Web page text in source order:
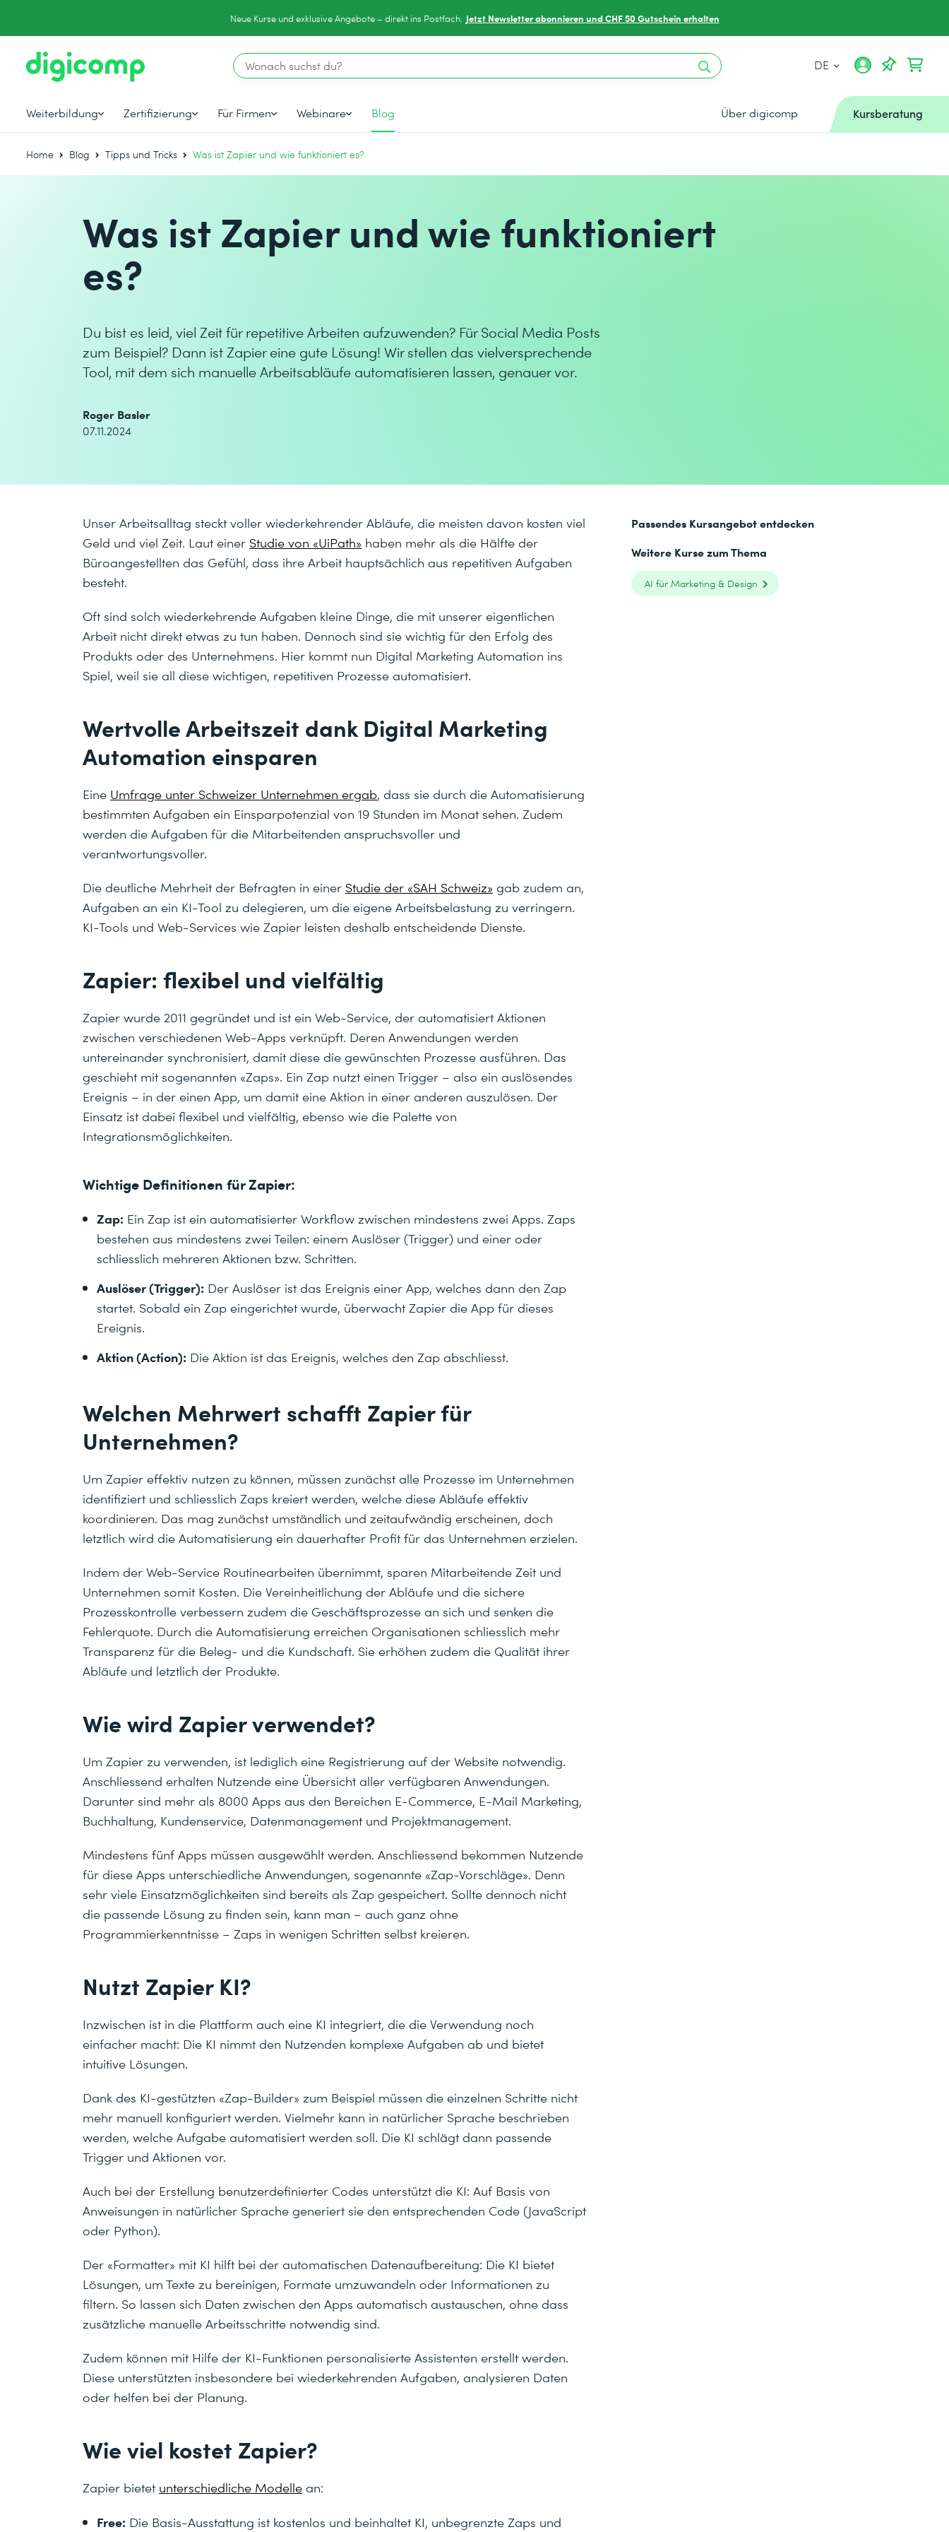
Neue Kurse und exklusive Angebote – direkt ins Postfach. Jetzt Newsletter abonnieren und CHF 50 Gutschein erhalten
DE
Weiterbildung Zertifizierung Für Firmen Webinare Blog Über digicomp Kursberatung
Home Blog Tipps und Tricks Was ist Zapier und wie funktioniert es?
Was ist Zapier und wie funktioniert
es?
Du bist es leid, viel Zeit für repetitive Arbeiten aufzuwenden? Für Social Media Posts
zum Beispiel? Dann ist Zapier eine gute Lösung! Wir stellen das vielversprechende
Tool, mit dem sich manuelle Arbeitsabläufe automatisieren lassen, genauer vor.
Roger Basler
07.11.2024
Unser Arbeitsalltag steckt voller wiederkehrender Abläufe, die meisten davon kosten viel
Geld und viel Zeit. Laut einer Studie von «UiPath» haben mehr als die Hälfte der
Büroangestellten das Gefühl, dass ihre Arbeit hauptsächlich aus repetitiven Aufgaben
besteht.
Oft sind solch wiederkehrende Aufgaben kleine Dinge, die mit unserer eigentlichen
Arbeit nicht direkt etwas zu tun haben. Dennoch sind sie wichtig für den Erfolg des
Produkts oder des Unternehmens. Hier kommt nun Digital Marketing Automation ins
Spiel, weil sie all diese wichtigen, repetitiven Prozesse automatisiert.
Wertvolle Arbeitszeit dank Digital Marketing
Automation einsparen
Eine Umfrage unter Schweizer Unternehmen ergab, dass sie durch die Automatisierung
bestimmten Aufgaben ein Einsparpotenzial von 19 Stunden im Monat sehen. Zudem
werden die Aufgaben für die Mitarbeitenden anspruchsvoller und
verantwortungsvoller.
Die deutliche Mehrheit der Befragten in einer Studie der «SAH Schweiz» gab zudem an,
Aufgaben an ein KI-Tool zu delegieren, um die eigene Arbeitsbelastung zu verringern.
KI-Tools und Web-Services wie Zapier leisten deshalb entscheidende Dienste.
Zapier: flexibel und vielfältig
Zapier wurde 2011 gegründet und ist ein Web-Service, der automatisiert Aktionen
zwischen verschiedenen Web-Apps verknüpft. Deren Anwendungen werden
untereinander synchronisiert, damit diese die gewünschten Prozesse ausführen. Das
geschieht mit sogenannten «Zaps». Ein Zap nutzt einen Trigger – also ein auslösendes
Ereignis – in der einen App, um damit eine Aktion in einer anderen auszulösen. Der
Einsatz ist dabei flexibel und vielfältig, ebenso wie die Palette von
Integrationsmöglichkeiten.
Wichtige Definitionen für Zapier:
Zap: Ein Zap ist ein automatisierter Workflow zwischen mindestens zwei Apps. Zaps
bestehen aus mindestens zwei Teilen: einem Auslöser (Trigger) und einer oder
schliesslich mehreren Aktionen bzw. Schritten.
Auslöser (Trigger): Der Auslöser ist das Ereignis einer App, welches dann den Zap
startet. Sobald ein Zap eingerichtet wurde, überwacht Zapier die App für dieses
Ereignis.
Aktion (Action): Die Aktion ist das Ereignis, welches den Zap abschliesst.
Welchen Mehrwert schafft Zapier für
Unternehmen?
Um Zapier effektiv nutzen zu können, müssen zunächst alle Prozesse im Unternehmen
identifiziert und schliesslich Zaps kreiert werden, welche diese Abläufe effektiv
koordinieren. Das mag zunächst umständlich und zeitaufwändig erscheinen, doch
letztlich wird die Automatisierung ein dauerhafter Profit für das Unternehmen erzielen.
Indem der Web-Service Routinearbeiten übernimmt, sparen Mitarbeitende Zeit und
Unternehmen somit Kosten. Die Vereinheitlichung der Abläufe und die sichere
Prozesskontrolle verbessern zudem die Geschäftsprozesse an sich und senken die
Fehlerquote. Durch die Automatisierung erreichen Organisationen schliesslich mehr
Transparenz für die Beleg- und die Kundschaft. Sie erhöhen zudem die Qualität ihrer
Abläufe und letztlich der Produkte.
Wie wird Zapier verwendet?
Um Zapier zu verwenden, ist lediglich eine Registrierung auf der Website notwendig.
Anschliessend erhalten Nutzende eine Übersicht aller verfügbaren Anwendungen.
Darunter sind mehr als 8000 Apps aus den Bereichen E-Commerce, E-Mail Marketing,
Buchhaltung, Kundenservice, Datenmanagement und Projektmanagement.
Mindestens fünf Apps müssen ausgewählt werden. Anschliessend bekommen Nutzende
für diese Apps unterschiedliche Anwendungen, sogenannte «Zap-Vorschläge». Denn
sehr viele Einsatzmöglichkeiten sind bereits als Zap gespeichert. Sollte dennoch nicht
die passende Lösung zu finden sein, kann man – auch ganz ohne
Programmierkenntnisse – Zaps in wenigen Schritten selbst kreieren.
Nutzt Zapier KI?
Inzwischen ist in die Plattform auch eine KI integriert, die die Verwendung noch
einfacher macht: Die KI nimmt den Nutzenden komplexe Aufgaben ab und bietet
intuitive Lösungen.
Dank des KI-gestützten «Zap-Builder» zum Beispiel müssen die einzelnen Schritte nicht
mehr manuell konfiguriert werden. Vielmehr kann in natürlicher Sprache beschrieben
werden, welche Aufgabe automatisiert werden soll. Die KI schlägt dann passende
Trigger und Aktionen vor.
Auch bei der Erstellung benutzerdefinierter Codes unterstützt die KI: Auf Basis von
Anweisungen in natürlicher Sprache generiert sie den entsprechenden Code (JavaScript
oder Python).
Der «Formatter» mit KI hilft bei der automatischen Datenaufbereitung: Die KI bietet
Lösungen, um Texte zu bereinigen, Formate umzuwandeln oder Informationen zu
filtern. So lassen sich Daten zwischen den Apps automatisch austauschen, ohne dass
zusätzliche manuelle Arbeitsschritte notwendig sind.
Zudem können mit Hilfe der KI-Funktionen personalisierte Assistenten erstellt werden.
Diese unterstützten insbesondere bei wiederkehrenden Aufgaben, analysieren Daten
oder helfen bei der Planung.
Wie viel kostet Zapier?
Zapier bietet unterschiedliche Modelle an:
Free: Die Basis-Ausstattung ist kostenlos und beinhaltet KI, unbegrenzte Zaps und
Passendes Kursangebot entdecken
Weitere Kurse zum Thema
AI für Marketing & Design